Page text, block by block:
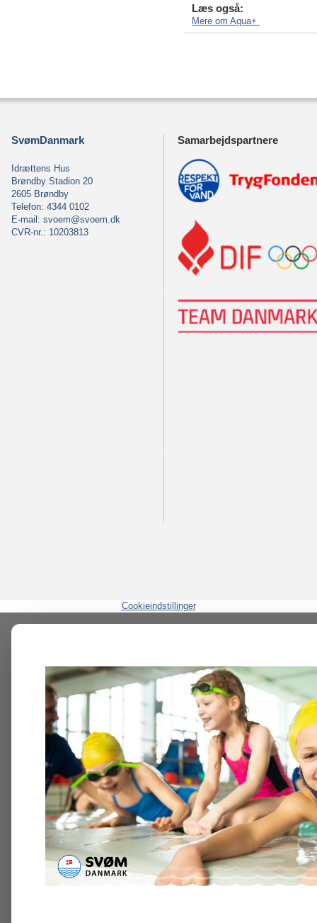
Læs også:
Mere om Aqua+
SvømDanmark
Idrættens Hus
Brøndby Stadion 20
2605 Brøndby
Telefon: 4344 0102
E-mail: svoem@svoem.dk
CVR-nr.: 10203813
Samarbejdspartnere
Cookieindstillinger